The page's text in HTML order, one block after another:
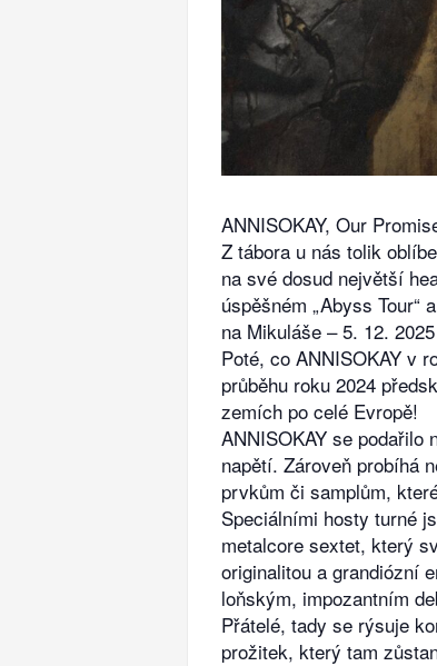
ANNISOKAY, Our
Z tábora u nás tolik
na své dosud největší
úspěšném „Abyss
na Mikuláše – 5. 12.
Poté, co ANNISOKAY v
průběhu roku 2024
zemích po celé Evropě!
ANNISOKAY se
napětí. Zároveň probíhá
prvkům či samplům,
Speciálními hosty turné
metalcore sextet, který
originalitou a grandiózní
loňským, impozantním
Přátelé, tady se rýsuje
prožitek, který tam